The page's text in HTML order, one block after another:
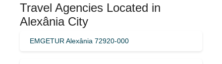
Travel Agencies Located in
Alexânia City
EMGETUR Alexânia 72920-000